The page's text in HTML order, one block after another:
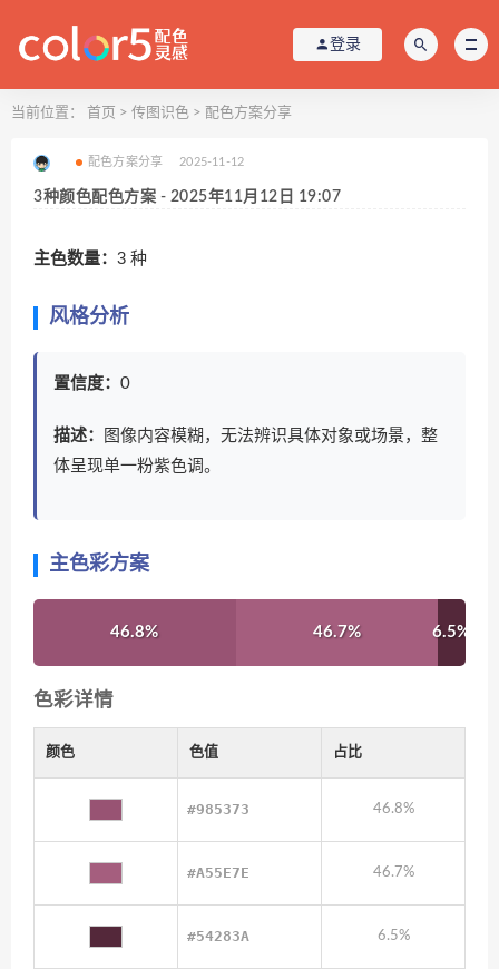
登录
当前位置： 首页 > 传图识色 > 配色方案分享
配色方案分享 2025-11-12
3种颜色配色方案 - 2025年11月12日 19:07
主色数量： 3 种
风格分析
置信度： 0
描述：
图像内容模糊，无法辨识具体对象或场景，整
体呈现单一粉紫色调。
主色彩方案
46.8% 46.7% 6.5%
色彩详情
颜色 色值 占比
#985373 46.8%
#A55E7E 46.7%
#54283A 6.5%